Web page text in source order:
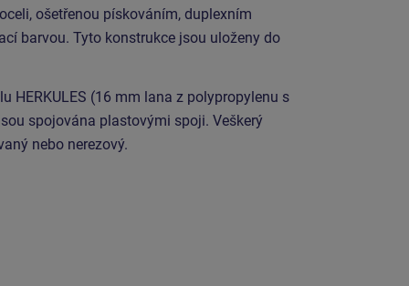
ošetřenou pískováním, duplexním
barvou. Tyto konstrukce jsou uloženy do
HERKULES (16 mm lana z polypropylenu s
spojována plastovými spoji. Veškerý
nebo nerezový.